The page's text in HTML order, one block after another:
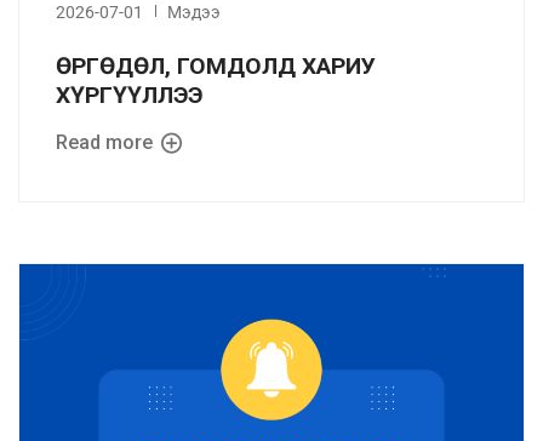
2026-07-01 Мэдээ
ӨРГӨДӨЛ, ГОМДОЛД ХАРИУ
ХҮРГҮҮЛЛЭЭ
Read more